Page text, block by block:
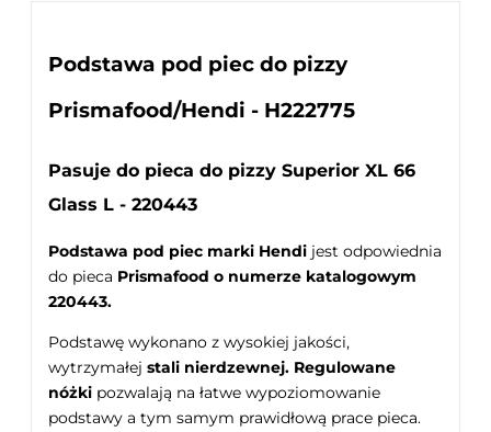
Podstawa pod piec do pizzy
Prismafood/Hendi - H222775
Pasuje do pieca do pizzy Superior XL 66
Glass L - 220443
Podstawa pod piec marki Hendi jest odpowiednia
do pieca Prismafood o numerze katalogowym
220443.
Podstawę wykonano z wysokiej jakości,
wytrzymałej stali nierdzewnej. Regulowane
nóżki pozwalają na łatwe wypoziomowanie
podstawy a tym samym prawidłową prace pieca.